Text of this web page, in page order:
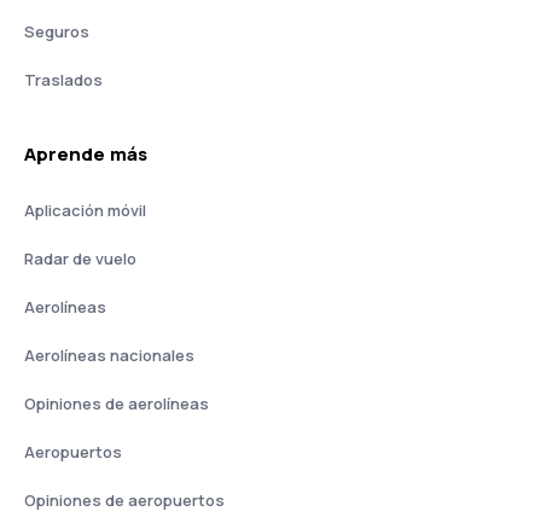
Seguros
Traslados
Aprende más
Aplicación móvil
Radar de vuelo
Aerolíneas
Aerolíneas nacionales
Opiniones de aerolíneas
Aeropuertos
Opiniones de aeropuertos